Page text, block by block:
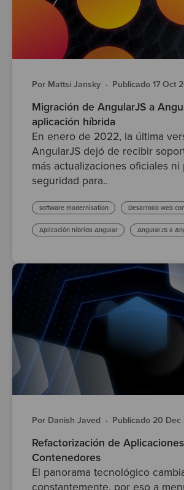
Por Mattsi Jansky · Publicado 17 Oct
Migración de AngularJS a
aplicación híbrida
En enero de 2022, la última
AngularJS dejó de recibir
más actualizaciones oficiales ni
seguridad para..
software modernisation Desarrollo web
Aplicación híbrida Angular AngularJS a
Por Danish Javed · Publicado 20 Dec
Refactorización de
Contenedores
El panorama tecnológico
constantemente, por eso a